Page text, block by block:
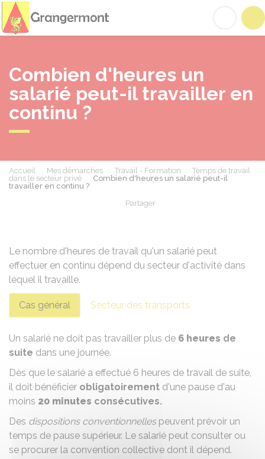
Combien d'heures un
salarié peut-il travailler en
continu ?
Accueil Mes démarches Travail - Formation
Temps de travail
dans le secteur privé
Combien d'heures un salarié peut-il
travailler en continu ?
Partager
Le nombre d'heures de travail qu'un salarié peut
effectuer en continu dépend du secteur d'activité dans
lequel il travaille.
Cas général Secteur des transports
Un salarié ne doit pas travailler plus de 6 heures de
suite dans une journée.
Dès que le salarié a effectué 6 heures de travail de suite,
il doit bénéficier obligatoirement d'une pause d'au
moins 20 minutes consécutives.
Des dispositions conventionnellespeuvent prévoir un
temps de pause supérieur. Le salarié peut consulter ou
se procurer la convention collective dont il dépend.